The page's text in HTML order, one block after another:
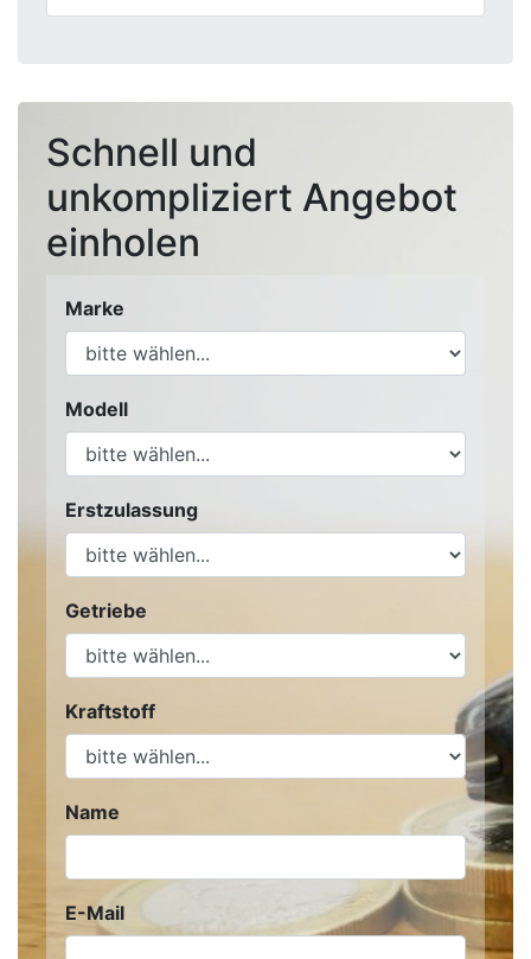
Schnell und
unkompliziert Angebot
einholen
Marke
Modell
Erstzulassung
Getriebe
Kraftstoff
Name
E-Mail